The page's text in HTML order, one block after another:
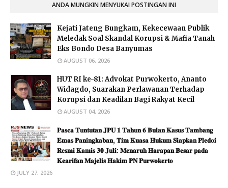
ANDA MUNGKIN MENYUKAI POSTINGAN INI
Kejati Jateng Bungkam, Kekecewaan Publik
Meledak Soal Skandal Korupsi & Mafia Tanah
Eks Bondo Desa Banyumas
AUGUST 06, 2026
HUT RI ke-81: Advokat Purwokerto, Ananto
Widagdo, Suarakan Perlawanan Terhadap
Korupsi dan Keadilan Bagi Rakyat Kecil
AUGUST 04, 2026
​𝐏𝐚𝐬𝐜𝐚 𝐓𝐮𝐧𝐭𝐮𝐭𝐚𝐧 𝐉𝐏𝐔 𝟏 𝐓𝐚𝐡𝐮𝐧 𝟔 𝐁𝐮𝐥𝐚𝐧 𝐊𝐚𝐬𝐮𝐬 𝐓𝐚𝐦𝐛𝐚𝐧𝐠
𝐄𝐦𝐚𝐬 𝐏𝐚𝐧𝐢𝐧𝐠𝐤𝐚𝐛𝐚𝐧, 𝐓𝐢𝐦 𝐊𝐮𝐚𝐬𝐚 𝐇𝐮𝐤𝐮𝐦 𝐒𝐢𝐚𝐩𝐤𝐚𝐧 𝐏𝐥𝐞𝐝𝐨𝐢
𝐑𝐞𝐬𝐦𝐢 𝐊𝐚𝐦𝐢𝐬 𝟑𝟎 𝐉𝐮𝐥𝐢: 𝐌𝐞𝐧𝐚𝐫𝐮𝐡 𝐇𝐚𝐫𝐚𝐩𝐚𝐧 𝐁𝐞𝐬𝐚𝐫 𝐩𝐚𝐝𝐚
𝐊𝐞𝐚𝐫𝐢𝐟𝐚𝐧 𝐌𝐚𝐣𝐞𝐥𝐢𝐬 𝐇𝐚𝐤𝐢𝐦 𝐏𝐍 𝐏𝐮𝐫𝐰𝐨𝐤𝐞𝐫𝐭𝐨
JULY 27, 2026